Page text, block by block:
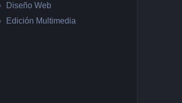
Diseño Web
Edición Multimedia